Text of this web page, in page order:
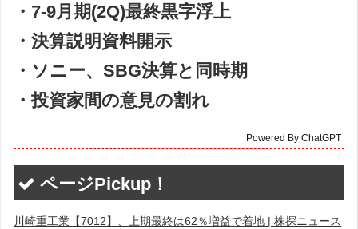
・7-9月期(2Q)最終黒字浮上
・決算説明資料開示
・ソニー、SBG決算と同時期
・投資家間の意見の割れ
Powered By ChatGPT
ページPickup！
川崎重工業【7012】、上期最終は62％増益で着地 | 株探ニュース